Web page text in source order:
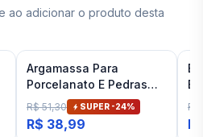
ao adicionar o produto desta
Argamassa Para
Porcelanato E Pedras
Naturais Cinza Interno
Inovatte 20 Kg
R$ 51,30 SUPER -24%
R$ 38,99
Fit